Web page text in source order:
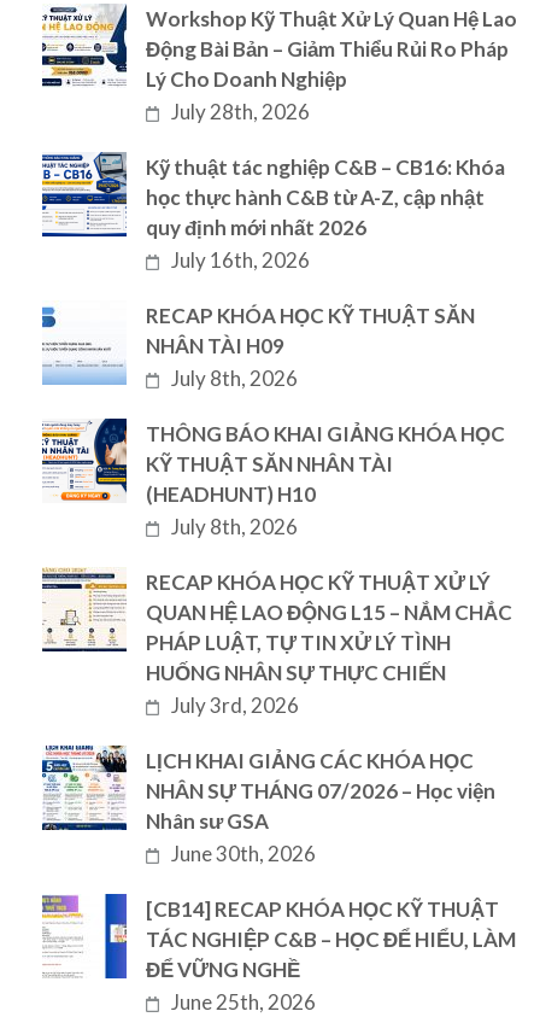
Workshop Kỹ Thuật Xử Lý Quan Hệ Lao
Động Bài Bản – Giảm Thiểu Rủi Ro Pháp
Lý Cho Doanh Nghiệp
July 28th, 2026
Kỹ thuật tác nghiệp C&B – CB16: Khóa
học thực hành C&B từ A-Z, cập nhật
quy định mới nhất 2026
July 16th, 2026
RECAP KHÓA HỌC KỸ THUẬT SĂN
NHÂN TÀI H09
July 8th, 2026
THÔNG BÁO KHAI GIẢNG KHÓA HỌC
KỸ THUẬT SĂN NHÂN TÀI
(HEADHUNT) H10
July 8th, 2026
RECAP KHÓA HỌC KỸ THUẬT XỬ LÝ
QUAN HỆ LAO ĐỘNG L15 – NẮM CHẮC
PHÁP LUẬT, TỰ TIN XỬ LÝ TÌNH
HUỐNG NHÂN SỰ THỰC CHIẾN
July 3rd, 2026
LỊCH KHAI GIẢNG CÁC KHÓA HỌC
NHÂN SỰ THÁNG 07/2026 – Học viện
Nhân sư GSA
June 30th, 2026
[CB14] RECAP KHÓA HỌC KỸ THUẬT
TÁC NGHIỆP C&B – HỌC ĐỂ HIỂU, LÀM
ĐỂ VỮNG NGHỀ
June 25th, 2026